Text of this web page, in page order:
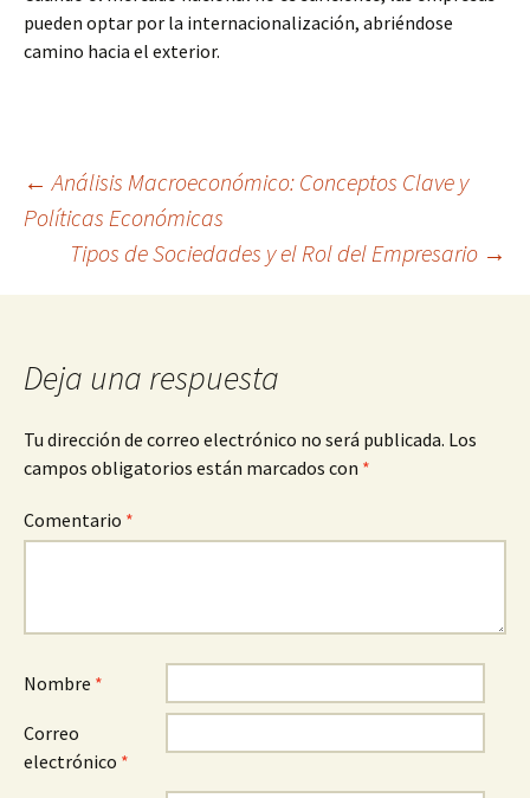
pueden optar por la internacionalización, abriéndose
camino hacia el exterior.
Navegación
← Análisis Macroeconómico: Conceptos Clave y
Políticas Económicas
Tipos de Sociedades y el Rol del Empresario →
Deja una respuesta
Tu dirección de correo electrónico no será publicada. Los
campos obligatorios están marcados con *
Comentario *
Nombre *
Correo
electrónico *